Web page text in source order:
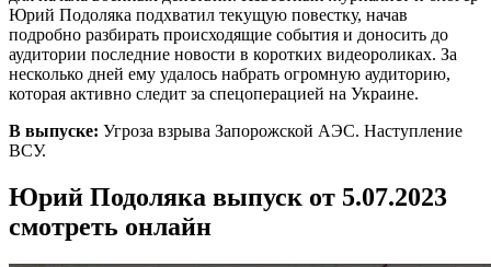
Юрий Подоляка подхватил текущую повестку, начав
подробно разбирать происходящие события и доносить до
аудитории последние новости в коротких видеороликах. За
несколько дней ему удалось набрать огромную аудиторию,
которая активно следит за спецоперацией на Украине.
В выпуске: Угроза взрыва Запорожской АЭС. Наступление
ВСУ.
Юрий Подоляка выпуск от 5.07.2023
смотреть онлайн